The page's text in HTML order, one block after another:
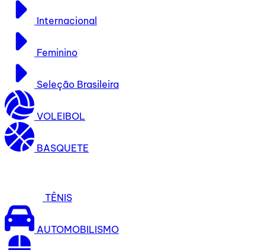
Internacional
Feminino
Seleção Brasileira
VOLEIBOL
BASQUETE
TÊNIS
AUTOMOBILISMO